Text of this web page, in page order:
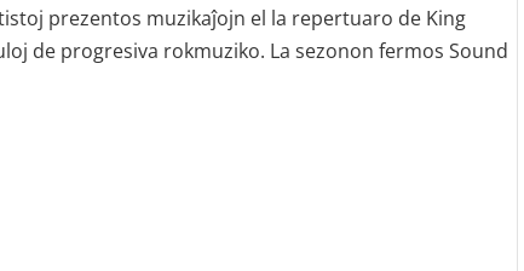
prezentos muzikaĵojn el la repertuaro de King
de progresiva rokmuziko. La sezonon fermos Sound